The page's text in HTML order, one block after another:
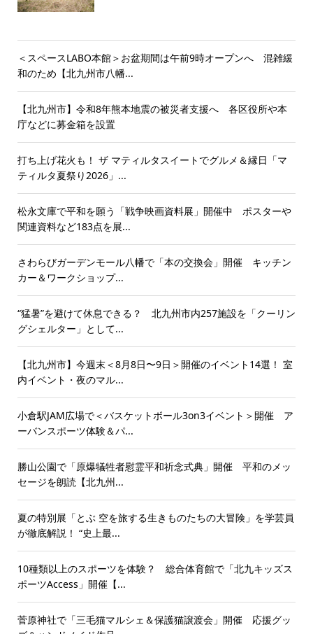
＜スペースLABO本館＞お盆期間は午前9時オープンへ 混雑緩
和のため【北九州市八幡...
【北九州市】令和8年熊本地震の被災者支援へ 各区役所や本
庁などに募金箱を設置
打ち上げ花火も！ ザ マティルタスイートでグルメ＆縁日「マ
ティルタ夏祭り2026」...
松永文庫で平和を願う「戦争映画資料展」開催中 ポスターや
関連資料など183点を展...
さわらびガーデンモール八幡で「本の交換会」開催 キッチン
カー＆ワークショップ...
“猛暑”を避けて休息できる？ 北九州市内257施設を「クーリン
グシェルター」として...
【北九州市】今週末＜8月8日〜9日＞開催のイベント14選！ 室
内イベント・夜のマル...
小倉駅JAM広場で＜バスケットボール3on3イベント＞開催 ア
ーバンスポーツ体験＆パ...
勝山公園で「原爆犠牲者慰霊平和祈念式典」開催 平和のメッ
セージを朗読【北九州...
夏の特別展「とぶ 空を旅する生きものたちの大冒険」を学芸員
が徹底解説！ “史上最...
10種類以上のスポーツを体験？ 総合体育館で「北九キッズス
ポーツAccess」開催【...
菅原神社で「三毛猫マルシェ＆保護猫譲渡会」開催 応援グッ